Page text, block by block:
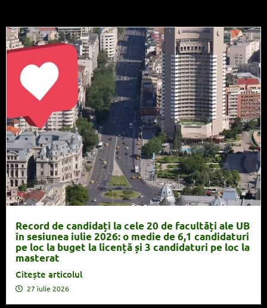
Record de candidați la cele 20 de facultăți ale UB
în sesiunea iulie 2026: o medie de 6,1 candidaturi
pe loc la buget la licență și 3 candidaturi pe loc la
masterat
Citește articolul
27 iulie 2026